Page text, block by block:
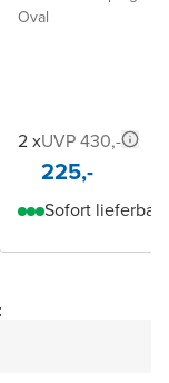
Oval
2 xUVP 430,-
225,-
Sofort lieferbar